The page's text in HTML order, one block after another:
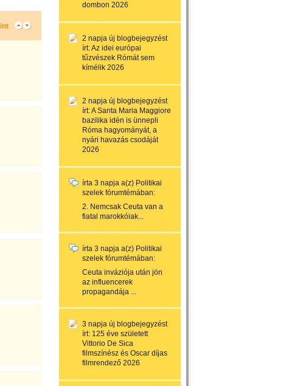
dombon 2026
2 napja új blogbejegyzést
írt:Az idei európai
tűzvészek Rómát sem
kímélik 2026
2 napja új blogbejegyzést
írt:A Santa Maria Maggiore
bazilika idén is ünnepli
Róma hagyományát, a
nyári havazás csodáját
2026
írta 3 napja a(z) Politikai
szelek fórumtémában:
2. Nemcsak Ceuta van a
fiatal marokkóiak...
írta 3 napja a(z) Politikai
szelek fórumtémában:
Ceuta inváziója után jön
az influencerek
propagandája ...
3 napja új blogbejegyzést
írt: 125 éve született
Vittorio De Sica
filmszínész és Oscar díjas
filmrendező 2026